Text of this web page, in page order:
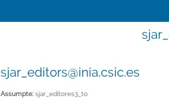
sjar_editors@inia.csic.es
Assumpte:sjar_editores3_to